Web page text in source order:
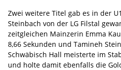
Zwei weitere Titel gab es in der
Steinbach von der LG Filstal
zeitgleichen Mainzerin Emma
8,66 Sekunden und Tamineh
Schwäbisch Hall meisterte im
und holte damit ebenfalls die